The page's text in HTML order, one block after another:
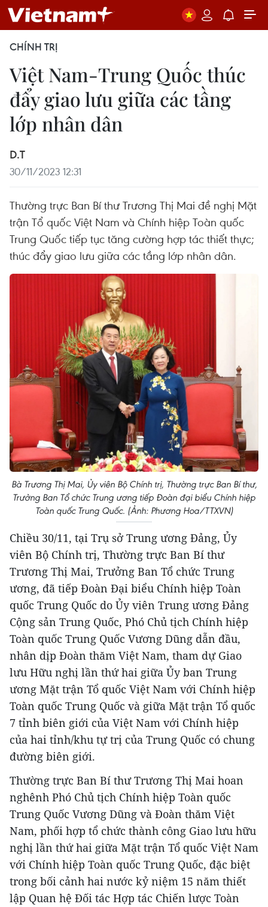
CHÍNH TRỊ
Việt Nam-Trung Quốc thúc
đẩy giao lưu giữa các tầng
lớp nhân dân
D.T
30/11/2023 12:31
Thường trực Ban Bí thư Trương Thị Mai đề nghị Mặt
trận Tổ quốc Việt Nam và Chính hiệp Toàn quốc
Trung Quốc tiếp tục tăng cường hợp tác thiết thực;
thúc đẩy giao lưu giữa các tầng lớp nhân dân.
Bà Trương Thị Mai, Ủy viên Bộ Chính trị, Thường trực Ban Bí thư,
Trưởng Ban Tổ chức Trung ương tiếp Đoàn đại biểu Chính hiệp
Toàn quốc Trung Quốc. (Ảnh: Phương Hoa/TTXVN)
Chiều 30/11, tại Trụ sở Trung ương Đảng, Ủy
viên Bộ Chính trị, Thường trực Ban Bí thư
Trương Thị Mai, Trưởng Ban Tổ chức Trung
ương, đã tiếp Đoàn Đại biểu Chính hiệp Toàn
quốc Trung Quốc do Ủy viên Trung ương Đảng
Cộng sản Trung Quốc, Phó Chủ tịch Chính hiệp
Toàn quốc Trung Quốc Vương Dũng dẫn đầu,
nhân dịp Đoàn thăm Việt Nam, tham dự Giao
lưu Hữu nghị lần thứ hai giữa Ủy ban Trung
ương Mặt trận Tổ quốc Việt Nam với Chính hiệp
Toàn quốc Trung Quốc và giữa Mặt trận Tổ quốc
7 tỉnh biên giới của Việt Nam với Chính hiệp
của hai tỉnh/khu tự trị của Trung Quốc có chung
đường biên giới.
Thường trực Ban Bí thư Trương Thị Mai hoan
nghênh Phó Chủ tịch Chính hiệp Toàn quốc
Trung Quốc Vương Dũng và Đoàn thăm Việt
Nam, phối hợp tổ chức thành công Giao lưu hữu
nghị lần thứ hai giữa Mặt trận Tổ quốc Việt Nam
với Chính hiệp Toàn quốc Trung Quốc, đặc biệt
trong bối cảnh hai nước kỷ niệm 15 năm thiết
lập Quan hệ Đối tác Hợp tác Chiến lược Toàn